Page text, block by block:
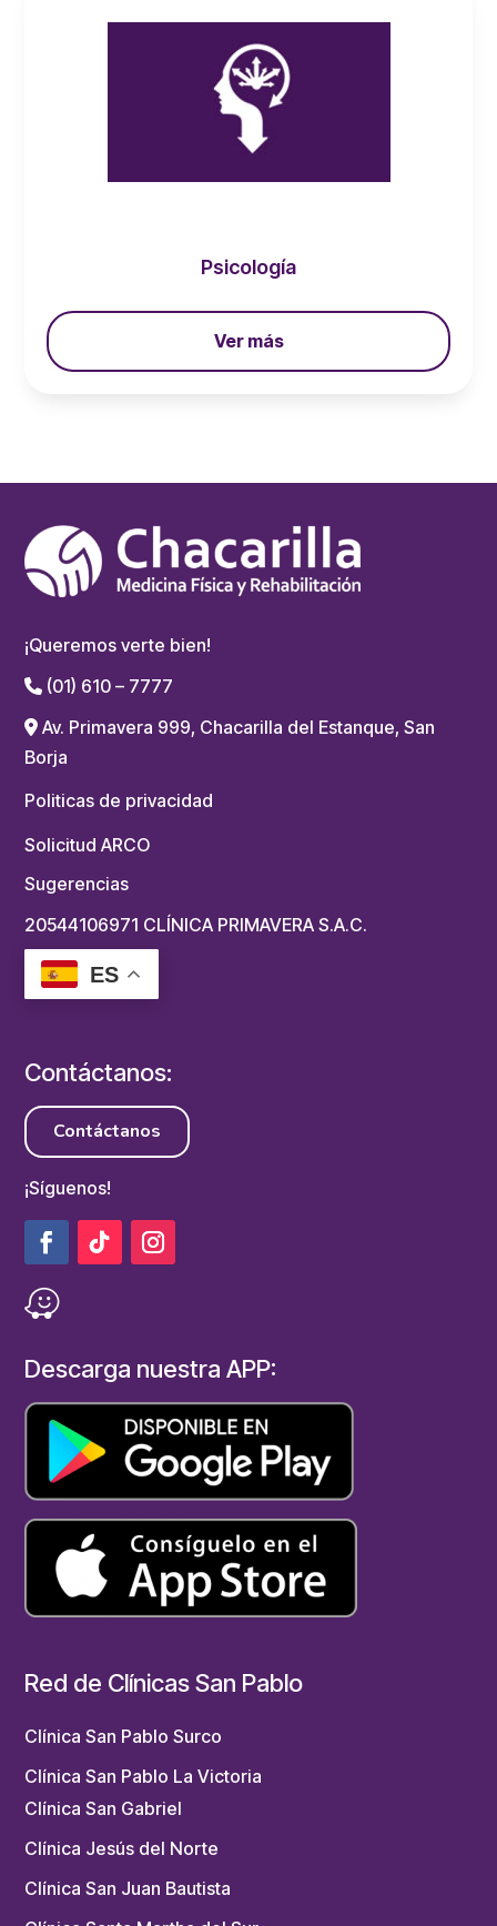
Psicología
Ver más
¡Queremos verte bien!
(01) 610 – 7777
Av. Primavera 999, Chacarilla del Estanque, San
Borja
Politicas de privacidad
Solicitud ARCO
Sugerencias
20544106971 CLÍNICA PRIMAVERA S.A.C.
ES
Contáctanos:
Contáctanos
¡Síguenos!
Descarga nuestra APP:
Red de Clínicas San Pablo
Clínica San Pablo Surco
Clínica San Pablo La Victoria
Clínica San Gabriel
Clínica Jesús del Norte
Clínica San Juan Bautista